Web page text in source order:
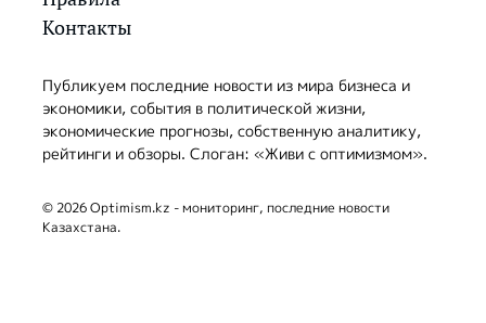
Контакты
Публикуем последние новости из мира бизнеса и
экономики, события в политической жизни,
экономические прогнозы, собственную аналитику,
рейтинги и обзоры. Слоган: «Живи с оптимизмом».
© 2026 Optimism.kz - мониторинг, последние новости
Казахстана.